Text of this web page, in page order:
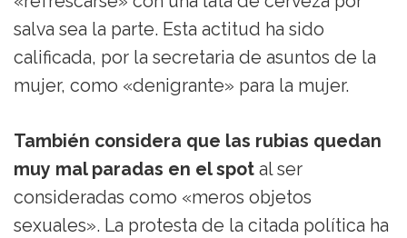
salva sea la parte. Esta actitud ha sido
calificada, por la secretaria de asuntos de la
mujer, como «denigrante» para la mujer.
También considera que las rubias quedan
muy mal paradas en el spot al ser
consideradas como «meros objetos
sexuales». La protesta de la citada política ha